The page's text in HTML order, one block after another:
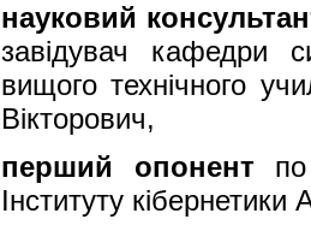
науковий
завідувач кафедри
вищого технічного
Вікторович,
перший опонентпо
Інституту